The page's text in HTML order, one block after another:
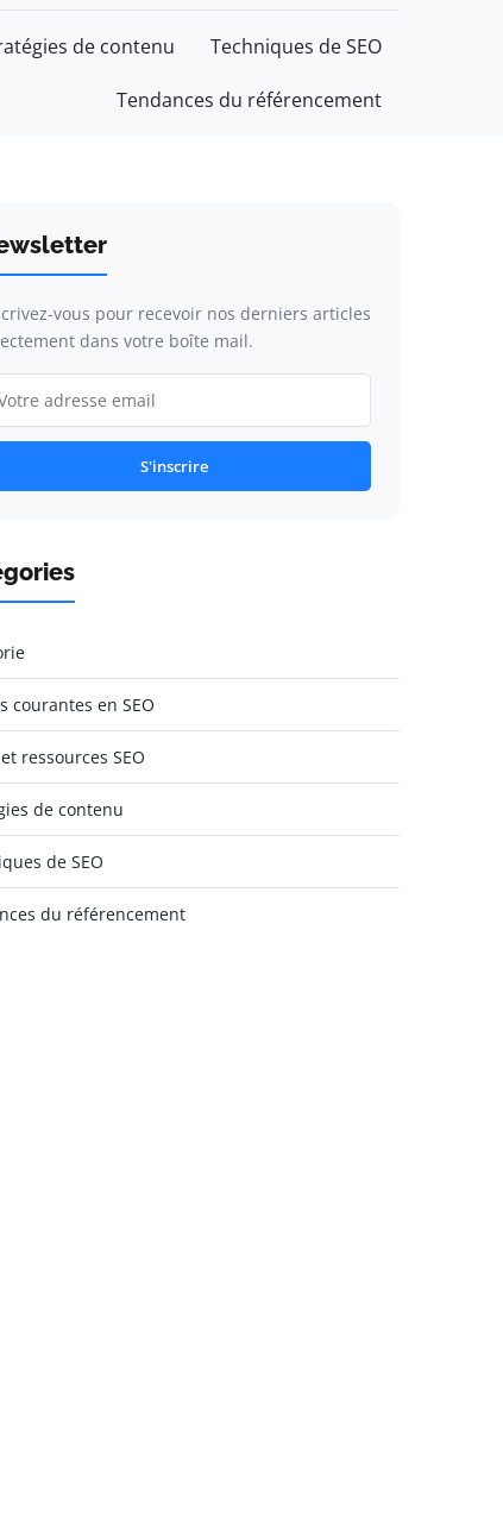
de contenu Techniques de SEO
Tendances du référencement
vous pour recevoir nos derniers articles
dans votre boîte mail.
S'inscrire
courantes en SEO
ressources SEO
de contenu
de SEO
du référencement